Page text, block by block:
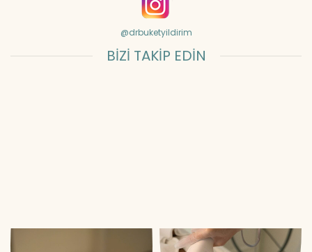
@drbuketyildirim
BİZİ TAKİP EDİN